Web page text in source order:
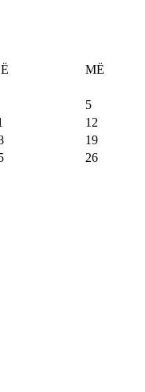
MË
5
12
19
26